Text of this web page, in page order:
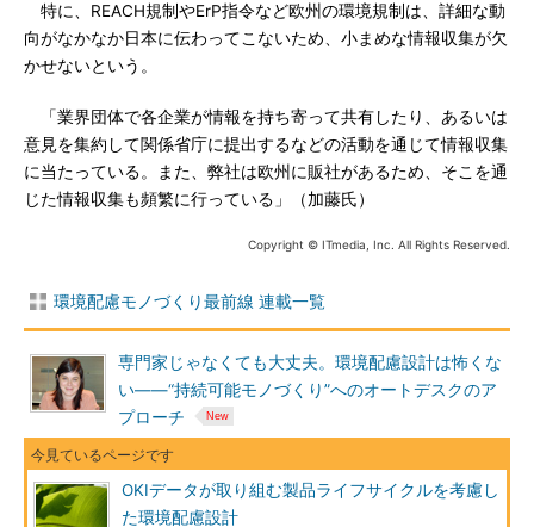
特に、REACH規制やErP指令など欧州の環境規制は、詳細な動
向がなかなか日本に伝わってこないため、小まめな情報収集が欠
かせないという。
「業界団体で各企業が情報を持ち寄って共有したり、あるいは
意見を集約して関係省庁に提出するなどの活動を通じて情報収集
に当たっている。また、弊社は欧州に販社があるため、そこを通
じた情報収集も頻繁に行っている」（加藤氏）
Copyright © ITmedia, Inc. All Rights Reserved.
環境配慮モノづくり最前線 連載一覧
専門家じゃなくても大丈夫。環境配慮設計は怖くな
い――“持続可能モノづくり”へのオートデスクのア
プローチ
OKIデータが取り組む製品ライフサイクルを考慮し
た環境配慮設計